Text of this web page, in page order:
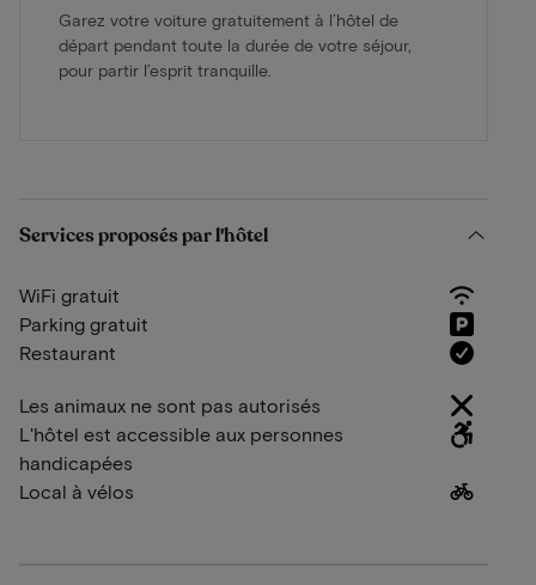
Garez votre voiture gratuitement à l’hôtel de
départ pendant toute la durée de votre séjour,
pour partir l’esprit tranquille.
Services proposés par l'hôtel
WiFi gratuit
Parking gratuit
Restaurant
Les animaux ne sont pas autorisés
L'hôtel est accessible aux personnes
handicapées
Local à vélos